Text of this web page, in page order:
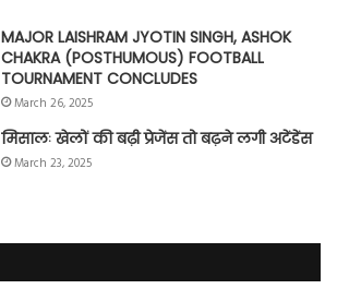
MAJOR LAISHRAM JYOTIN SINGH, ASHOK
CHAKRA (POSTHUMOUS) FOOTBALL
TOURNAMENT CONCLUDES
March 26, 2025
मिसालः खेलों की बढ़ी प्रेजेंस तो बढ़ने लगी अटेंडेंस
March 23, 2025